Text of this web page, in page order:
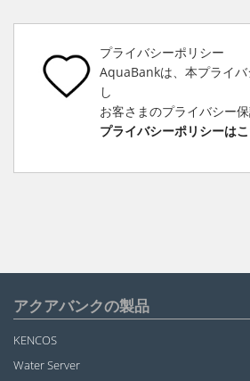
プライバシーポリシー
AquaBankは、本プライ
し
お客さまのプライバシー保
プライバシーポリシーは
アクアバンクの製品
KENCOS
Water Server